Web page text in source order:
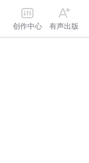
创作中心 有声出版